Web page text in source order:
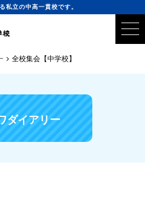
私立の中高一貫校です。
全校集会【中学校】
ダイアリー